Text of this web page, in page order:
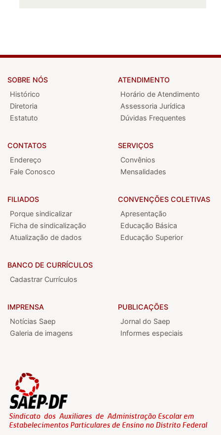
SOBRE NÓS
Histórico
Diretoria
Estatuto
CONTATOS
Endereço
Fale Conosco
ATENDIMENTO
Horário de Atendimento
Assessoria Jurídica
Dúvidas Frequentes
SERVIÇOS
Convênios
Mensalidades
FILIADOS
Porque sindicalizar
Ficha de sindicalização
Atualização de dados
BANCO DE CURRÍCULOS
Cadastrar Currículos
CONVENÇÕES COLETIVAS
Apresentação
Educação Básica
Educação Superior
IMPRENSA
Notícias Saep
Galeria de imagens
PUBLICAÇÕES
Jornal do Saep
Informes especiais